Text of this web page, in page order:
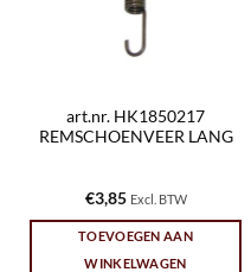
art.nr. HK1850217
REMSCHOENVEER LANG
€3,85 Excl. BTW
TOEVOEGEN AAN
WINKELWAGEN